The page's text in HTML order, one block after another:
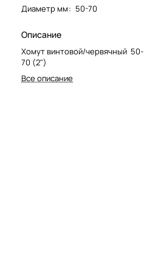
Диаметр мм: 50-70
Описание
Хомут винтовой/червячный 50-
70 (2")
Все описание